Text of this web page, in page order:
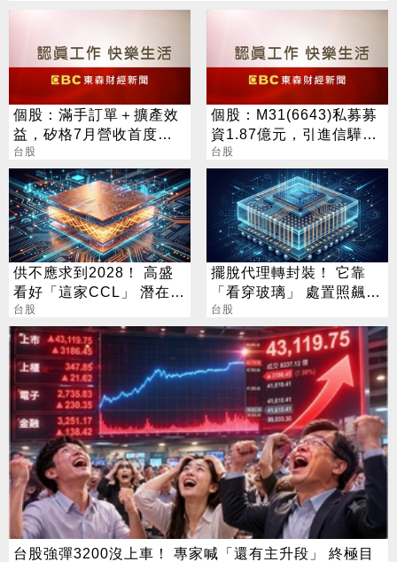
個股：滿手訂單＋擴產效
益，矽格7月營收首度站
上20億元創高，後續會更
好
台股
個股：M31(6643)私募募
資1.87億元，引進信驊為
策略性投資人
台股
供不應求到2028！ 高盛
看好「這家CCL」 潛在漲
幅171%
台股
擺脫代理轉封裝！ 它靠
「看穿玻璃」 處置照飆2
漲停
台股
台股強彈3200沒上車！ 專家喊「還有主升段」 終極目